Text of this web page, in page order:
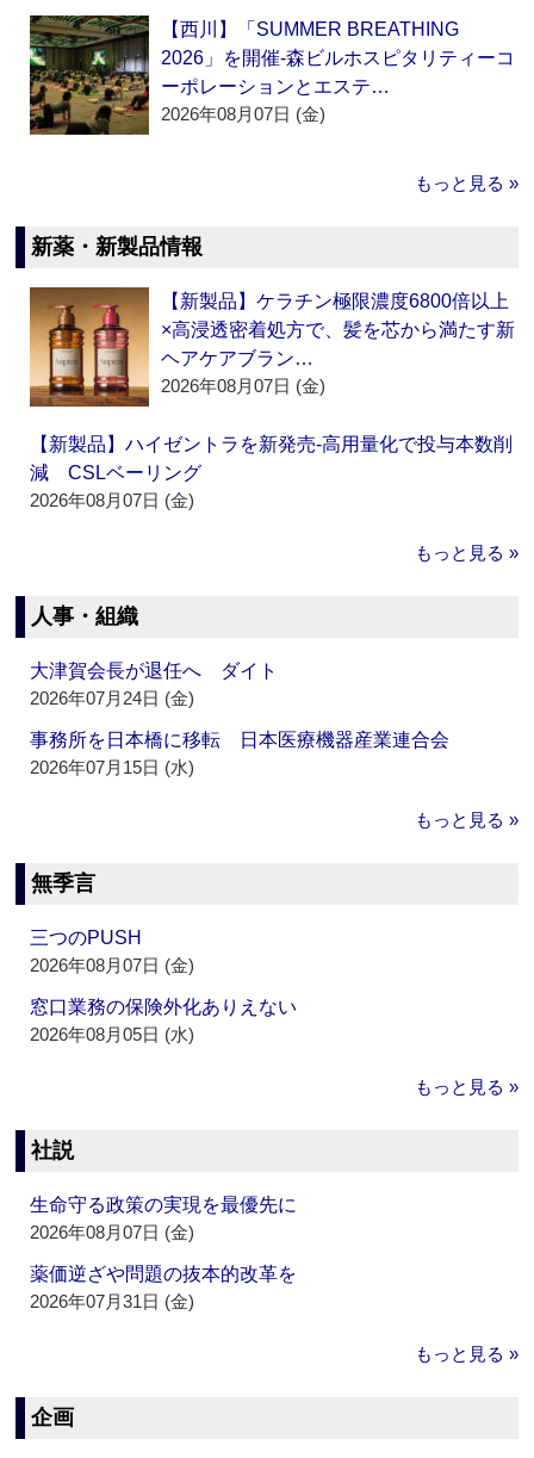
【西川】「SUMMER BREATHING
2026」を開催‐森ビルホスピタリティーコ
ーポレーションとエステ…
2026年08月07日 (金)
もっと見る »
新薬・新製品情報
【新製品】ケラチン極限濃度6800倍以上
×高浸透密着処方で、髪を芯から満たす新
ヘアケアブラン…
2026年08月07日 (金)
【新製品】ハイゼントラを新発売‐高用量化で投与本数削
減 CSLベーリング
2026年08月07日 (金)
もっと見る »
人事・組織
大津賀会長が退任へ ダイト
2026年07月24日 (金)
事務所を日本橋に移転 日本医療機器産業連合会
2026年07月15日 (水)
もっと見る »
無季言
三つのPUSH
2026年08月07日 (金)
窓口業務の保険外化ありえない
2026年08月05日 (水)
もっと見る »
社説
生命守る政策の実現を最優先に
2026年08月07日 (金)
薬価逆ざや問題の抜本的改革を
2026年07月31日 (金)
もっと見る »
企画